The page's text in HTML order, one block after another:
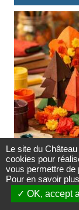
ATELIER
27/10/2026
JEUNE
Le site du
cookies pour
vous permettre de
Pour en savoir
OK, accept all